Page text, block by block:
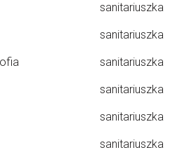
sanitariuszka
sanitariuszka
sanitariuszka
sanitariuszka
sanitariuszka
sanitariuszka